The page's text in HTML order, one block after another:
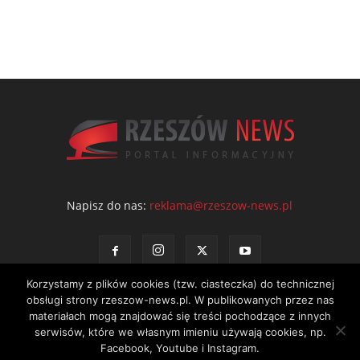
Napisz do nas: reklama@rzeszow-news.pl
Kontakt Polityka prywatności Regulamin portalu
Korzystamy z plików cookies (tzw. ciasteczka) do technicznej
obsługi strony rzeszow-news.pl. W publikowanych przez nas
materiałach mogą znajdować się treści pochodzące z innych
serwisów, które we własnym imieniu używają cookies, np.
Facebook, Youtube i Instagram.